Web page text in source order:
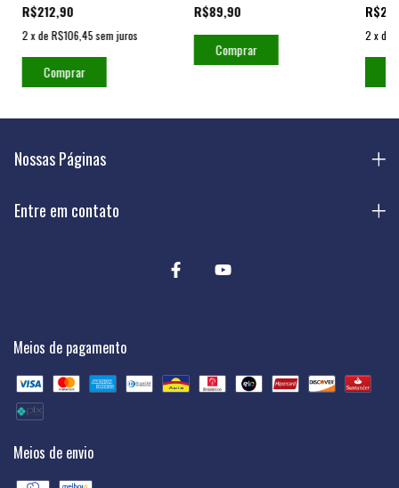
R$212,90
2 xde R$106,45 sem juros
R$89,90
Comprar
2 xde
Nossas Páginas
Entre em contato
Meios de pagamento
Meios de envio